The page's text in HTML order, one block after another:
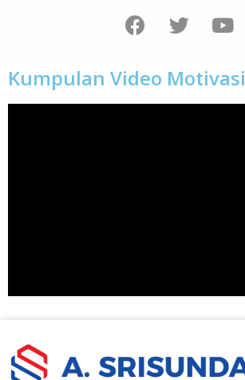
Kumpulan Video Motivasi